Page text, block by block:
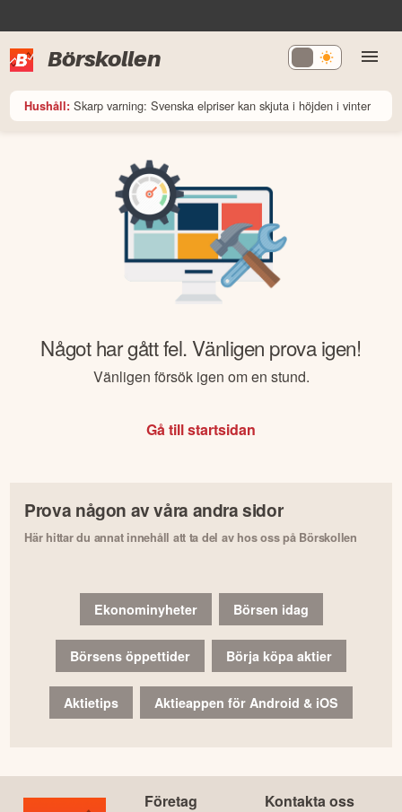
Börskollen
Hushåll: Skarp varning: Svenska elpriser kan skjuta i höjden i vinter
Något har gått fel. Vänligen prova igen!
Vänligen försök igen om en stund.
Gå till startsidan
Prova någon av våra andra sidor
Här hittar du annat innehåll att ta del av hos oss på Börskollen
Ekonominyheter Börsen idag
Börsens öppettider Börja köpa aktier
Aktietips Aktieappen för Android & iOS
Företag Kontakta oss